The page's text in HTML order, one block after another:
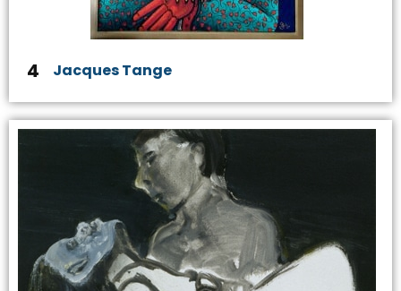
4 Jacques Tange